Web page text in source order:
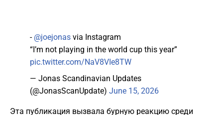
- @joejonas via Instagram
“I’m not playing in the world cup this year”
pic.twitter.com/NaV8VIe8TW
— Jonas Scandinavian Updates
(@JonasScanUpdate) June 15, 2026
Эта публикация вызвала бурную реакцию среди